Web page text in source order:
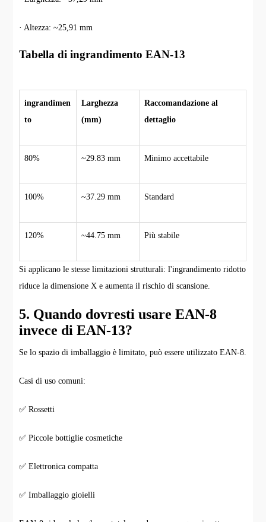
· Altezza: ~25,91 mm
Tabella di ingrandimento EAN-13
ingrandimen
to
Larghezza
(mm)
Raccomandazione al
dettaglio
80% ~29.83 mm Minimo accettabile
100% ~37.29 mm Standard
120% ~44.75 mm Più stabile
Si applicano le stesse limitazioni strutturali: l'ingrandimento ridotto
riduce la dimensione X e aumenta il rischio di scansione.
5. Quando dovresti usare EAN-8
invece di EAN-13?
Se lo spazio di imballaggio è limitato, può essere utilizzato EAN-8.
Casi di uso comuni:
✅ Rossetti
✅ Piccole bottiglie cosmetiche
✅ Elettronica compatta
✅ Imballaggio gioielli